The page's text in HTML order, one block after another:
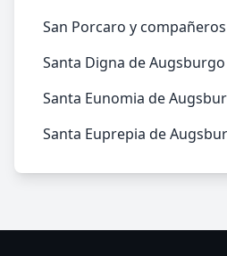
San Porcaro y compañeros
Santa Digna de Augsburgo
Santa Eunomia de
Santa Euprepia de